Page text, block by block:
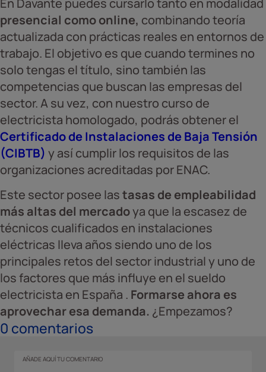
En Davante puedes cursarlo tanto en modalidad
presencial como online, combinando teoría
actualizada con prácticas reales en entornos de
trabajo. El objetivo es que cuando termines no
solo tengas el título, sino también las
competencias que buscan las empresas del
sector. A su vez, con nuestro curso de
electricista homologado, podrás obtener el
Certificado de Instalaciones de Baja Tensión
(CIBTB) y así cumplir los requisitos de las
organizaciones acreditadas por ENAC.
Este sector posee lastasas de empleabilidad
más altas del mercadoya que la escasez de
técnicos cualificados en instalaciones
eléctricas lleva años siendo uno de los
principales retos del sector industrial y uno de
los factores que más influye en el sueldo
electricista en España . Formarse ahora es
aprovechar esa demanda. ¿Empezamos?
0 comentarios
AÑADE AQUÍ TU COMENTARIO